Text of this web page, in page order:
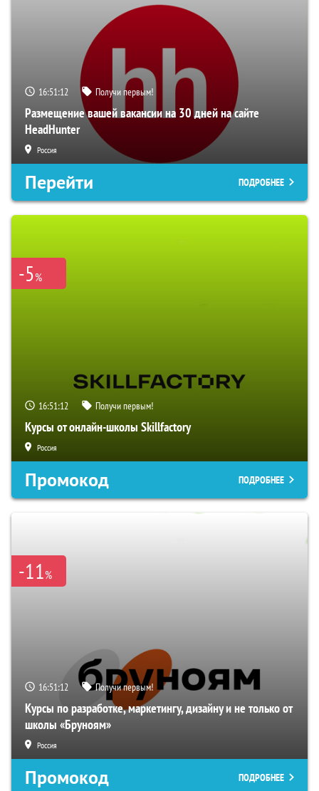
16:51:11 Получи первым!
Размещение вашей вакансии на 30 дней на сайте
HeadHunter
Россия
Перейти ПОДРОБНЕЕ
-5%
16:51:11 Получи первым!
Курсы от онлайн-школы Skillfactory
Россия
Промокод ПОДРОБНЕЕ
-11%
16:51:11 Получи первым!
Курсы по разработке, маркетингу, дизайну и не только от
школы «Бруноям»
Россия
Промокод ПОДРОБНЕЕ